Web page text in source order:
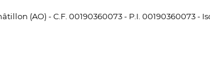
(AO) - C.F. 00190360073 - P.I. 00190360073 -